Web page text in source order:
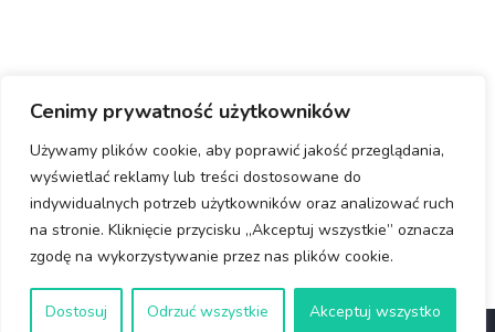
Cenimy prywatność użytkowników
Używamy plików cookie, aby poprawić jakość przeglądania,
wyświetlać reklamy lub treści dostosowane do
indywidualnych potrzeb użytkowników oraz analizować ruch
na stronie. Kliknięcie przycisku „Akceptuj wszystkie” oznacza
zgodę na wykorzystywanie przez nas plików cookie.
Dostosuj Odrzuć wszystkie Akceptuj wszystko
© Copyright 2025 Rotary Wrocław